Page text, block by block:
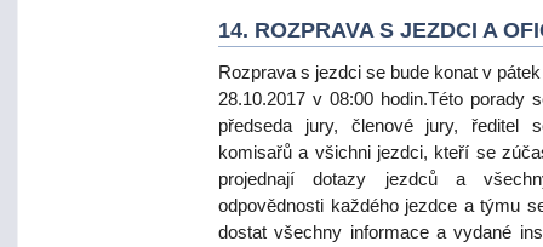
14. ROZPRAVA S JEZDCI A
Rozprava s jezdci se bude konat v
28.10.2017 v 08:00 hodin.Této porady
předseda jury, členové jury, ředitel
komisařů a všichni jezdci, kteří se
projednají dotazy jezdců a
odpovědnosti každého jezdce a týmu
dostat všechny informace a vydané